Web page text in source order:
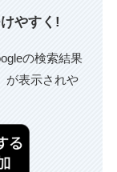
やすく!
の検索結果
が表示されや